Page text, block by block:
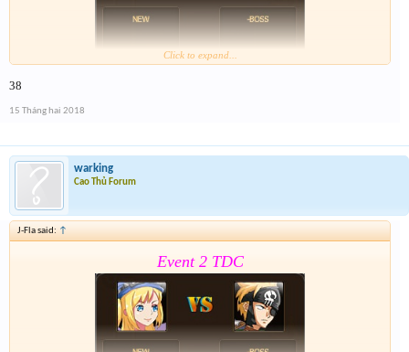
Nay là cả event hôm qua lun nên mỗi giải sẽ có 2 lần
nhé . Tổng 6 slot trúng cho event cuối cùng của năm
Click to expand...
38
15 Tháng hai 2018
warking
Cao Thủ Forum
J-Fla said: ↑
Event 2 TDC